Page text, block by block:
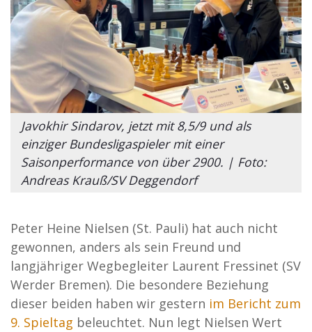
Javokhir Sindarov, jetzt mit 8,5/9 und als
einziger Bundesligaspieler mit einer
Saisonperformance von über 2900. | Foto:
Andreas Krauß/SV Deggendorf
Peter Heine Nielsen (St. Pauli) hat auch nicht
gewonnen, anders als sein Freund und
langjähriger Wegbegleiter Laurent Fressinet (SV
Werder Bremen). Die besondere Beziehung
dieser beiden haben wir gestern im Bericht zum
9. Spieltag beleuchtet. Nun legt Nielsen Wert